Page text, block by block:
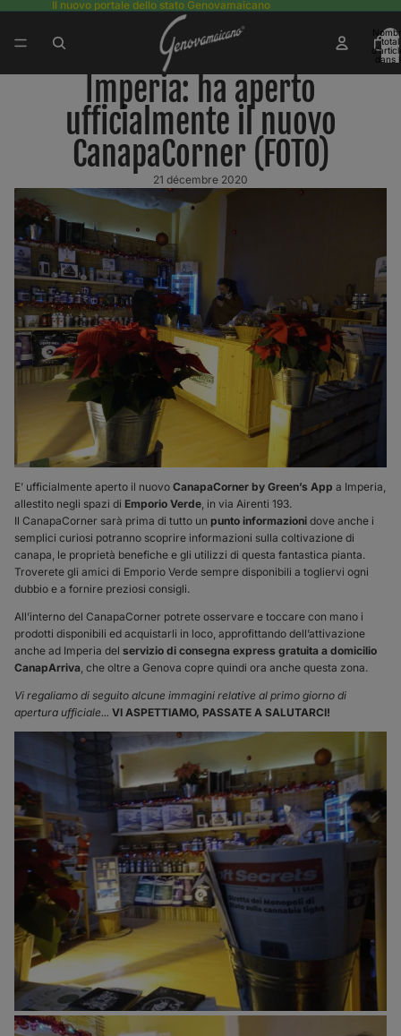
Il nuovo portale dello stato Genovamaicano
total
dans
Imperia: ha aperto
ufficialmente il nuovo
CanapaCorner (FOTO)
21 décembre 2020
E’ ufficialmente aperto il nuovo CanapaCorner by Green’s App a Imperia,
allestito negli spazi di Emporio Verde, in via Airenti 193.
Il CanapaCorner sarà prima di tutto un punto informazioni dove anche i
semplici curiosi potranno scoprire informazioni sulla coltivazione di
canapa, le proprietà benefiche e gli utilizzi di questa fantastica pianta.
Troverete gli amici di Emporio Verde sempre disponibili a togliervi ogni
dubbio e a fornire preziosi consigli.
All’interno del CanapaCorner potrete osservare e toccare con mano i
prodotti disponibili ed acquistarli in loco, approfittando dell’attivazione
anche ad Imperia del servizio di consegna express gratuita a domicilio
CanapArriva, che oltre a Genova copre quindi ora anche questa zona.
Vi regaliamo di seguito alcune immagini relative al primo giorno di
apertura ufficiale... VI ASPETTIAMO, PASSATE A SALUTARCI!